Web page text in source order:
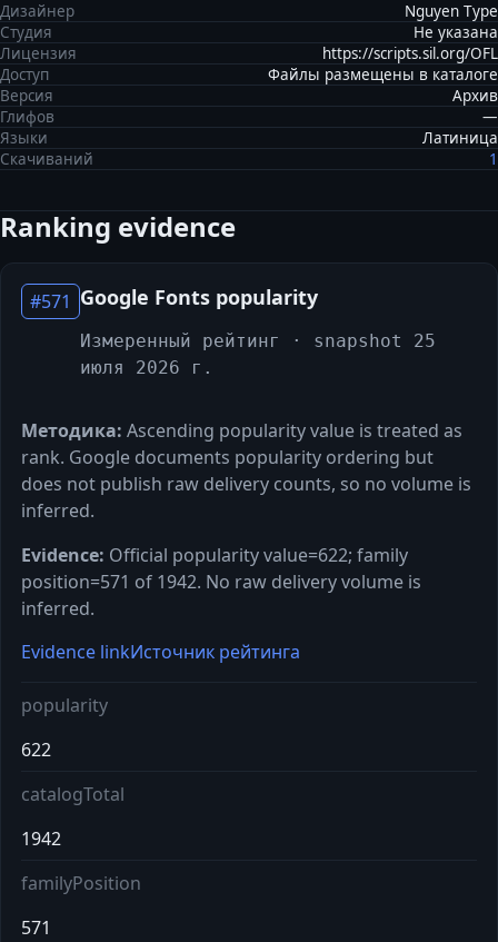
Дизайнер
Nguyen Type
Студия
Не указана
Лицензия
https://scripts.sil.org/OFL
Доступ
Файлы размещены в каталоге
Версия
Архив
Глифов
—
Языки
Латиница
Скачиваний
1
Ranking evidence
#571 Google Fonts popularity
Измеренный рейтинг
· snapshot 25
июля 2026 г.
Методика: Ascending popularity value is treated as
rank. Google documents popularity ordering but
does not publish raw delivery counts, so no volume is
inferred.
Evidence: Official popularity value=622; family
position=571 of 1942. No raw delivery volume is
inferred.
Evidence linkИсточник рейтинга
popularity
622
catalogTotal
1942
familyPosition
571